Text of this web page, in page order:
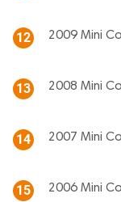
12 2009 Mini
13 2008 Mini
14 2007 Mini
15 2006 Mini